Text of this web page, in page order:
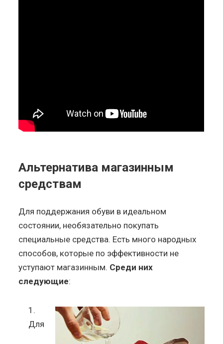
Альтернатива магазинным
средствам
Для поддержания обуви в идеальном
состоянии, необязательно покупать
специальные средства. Есть много народных
способов, которые по эффективности не
уступают магазинным. Среди них
следующие:
Для